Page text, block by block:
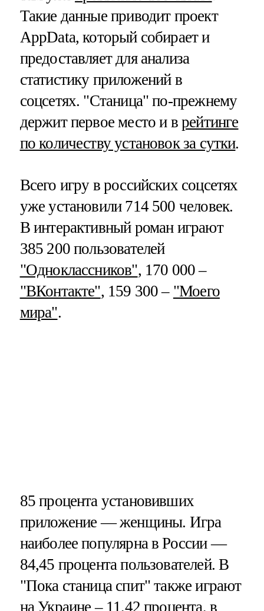
Такие данные приводит проект
AppData, который собирает и
предоставляет для анализа
статистику приложений в
соцсетях. "Станица" по-прежнему
держит первое место и врейтинге
по количеству установок за сутки.
Всего игру в российских соцсетях
уже установили 714 500 человек.
В интерактивный роман играют
385 200 пользователей
"Одноклассников", 170 000 –
"ВКонтакте", 159 300 – "Моего
мира".
85 процента установивших
приложение — женщины. Игра
наиболее популярна в России —
84,45 процента пользователей. В
"Пока станица спит" также играют
на Украине – 11,42 процента, в